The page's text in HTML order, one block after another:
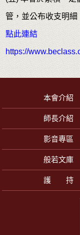
管，並公布收支明
點此連結
https://
本會介紹
師長介紹
影音專區
般若文庫
護 持